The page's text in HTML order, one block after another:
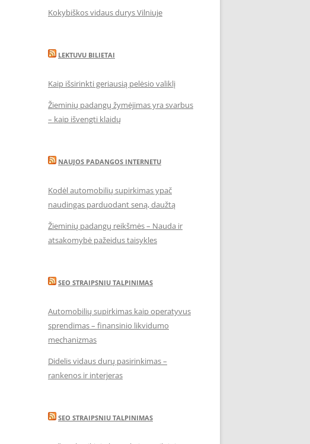
Kokybiškos vidaus durys Vilniuje
LEKTUVU BILIETAI
Kaip išsirinkti geriausią pelėsio valiklį
Žieminių padangų žymėjimas yra svarbus
– kaip išvengti klaidų
NAUJOS PADANGOS INTERNETU
Kodėl automobilių supirkimas ypač
naudingas parduodant seną, daužtą
Žieminių padangų reikšmės – Nauda ir
atsakomybė pažeidus taisykles
SEO STRAIPSNIU TALPINIMAS
Automobilių supirkimas kaip operatyvus
sprendimas – finansinio likvidumo
mechanizmas
Didelis vidaus durų pasirinkimas –
rankenos ir interjeras
SEO STRAIPSNIU TALPINIMAS